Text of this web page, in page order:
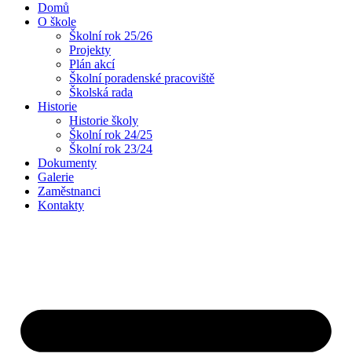
Domů
O škole
Školní rok 25/26
Projekty
Plán akcí
Školní poradenské pracoviště
Školská rada
Historie
Historie školy
Školní rok 24/25
Školní rok 23/24
Dokumenty
Galerie
Zaměstnanci
Kontakty